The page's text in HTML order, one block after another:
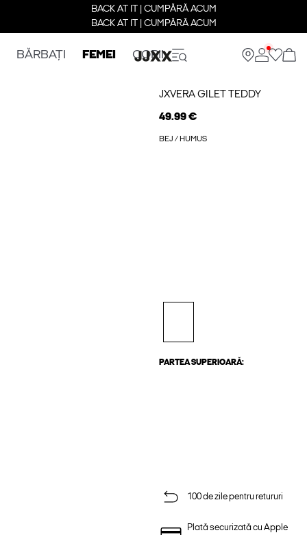
BACK AT IT | CUMPĂRĂ ACUM
BACK AT IT | CUMPĂRĂ ACUM
BĂRBAȚI FEMEI COPII
JXVERA GILET TEDDY
49.99 €
BEJ / HUMUS
PARTEA SUPERIOARĂ:
100 de zile pentru retururi
Plată securizată cu Apple